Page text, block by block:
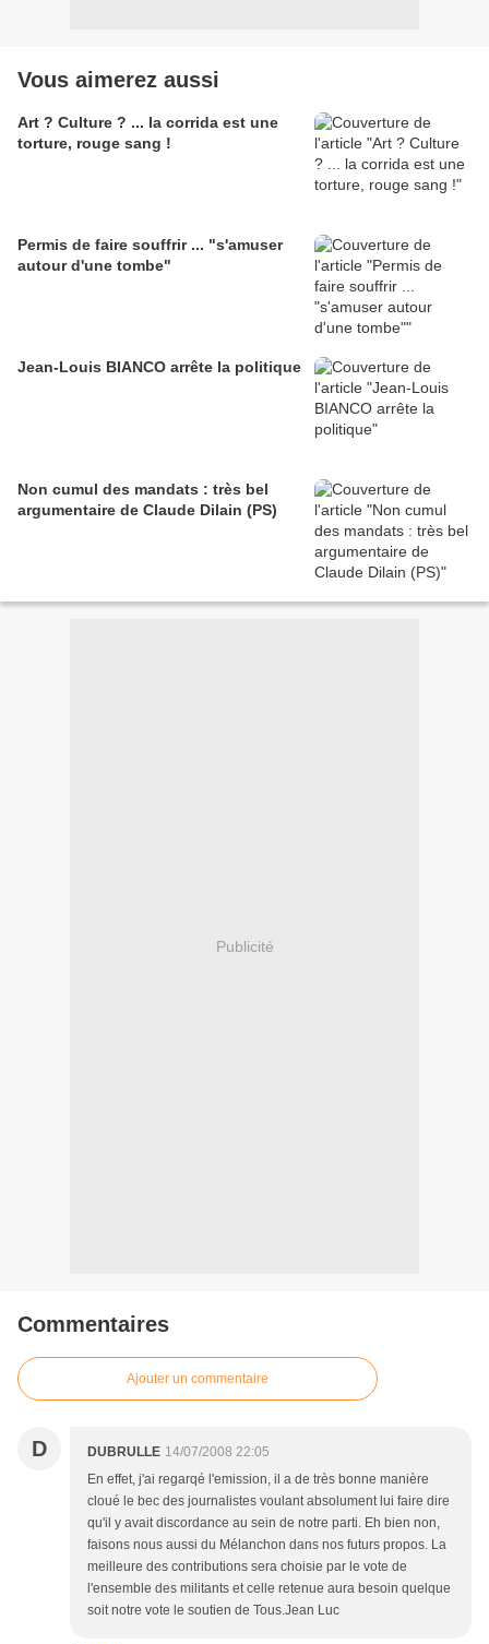
Vous aimerez aussi
Art ? Culture ? ... la corrida est une
torture, rouge sang !
Permis de faire souffrir ... "s'amuser
autour d'une tombe"
Jean-Louis BIANCO arrête la politique
Non cumul des mandats : très bel
argumentaire de Claude Dilain (PS)
Publicité
Commentaires
Ajouter un commentaire
D DUBRULLE 14/07/2008 22:05
En effet, j'ai regarqé l'emission, il a de très bonne manière
cloué le bec des journalistes voulant absolument lui faire dire
qu'il y avait discordance au sein de notre parti. Eh bien non,
faisons nous aussi du Mélanchon dans nos futurs propos. La
meilleure des contributions sera choisie par le vote de
l'ensemble des militants et celle retenue aura besoin quelque
soit notre vote le soutien de Tous.Jean Luc